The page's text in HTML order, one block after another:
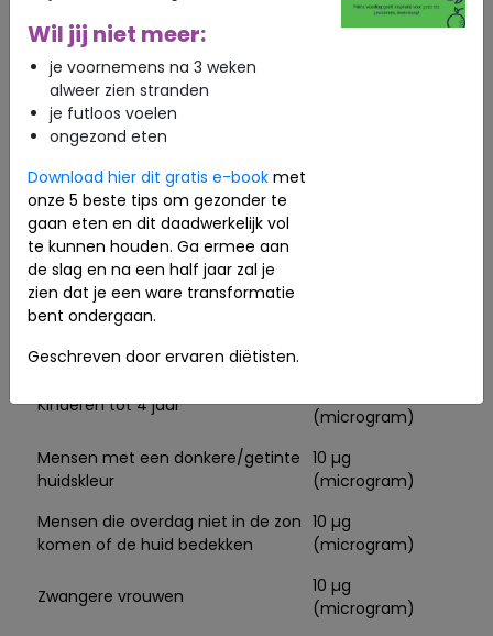
opgenomen als er ook vet of olie aanwezig is. Het
is namelijk een in vet oplosbaar vitamine.
Daarom werken vitamine D druppels op olie basis
qua suppletie het best. Als je voor een
supplement kiest, kies er een die vitamine D3
bevat. Dit is de actievere vorm en werkt
Mocht er echt een tekort zijn vast gesteld in het
bloed, dan moet er gesuppleerd worden. In dit
geval wordt er vaak via de huisarts een hoge
dosis vitamine D voorgeschreven.
Tabel aanbevelingen extra vitamine D
Voor wie?
Kinderen tot 4 jaar
(microgram)
Mensen met een donkere/getinte
huidskleur
10 µg
(microgram)
Mensen die overdag niet in de zon
komen of de huid bedekken
10 µg
(microgram)
Zwangere vrouwen
10 µg
(microgram)
Wil jij niet meer:
je voornemens na 3 weken
alweer zien stranden
je futloos voelen
ongezond eten
Download hier dit gratis e-book met
onze 5 beste tips om gezonder te
gaan eten en dit daadwerkelijk vol
te kunnen houden. Ga ermee aan
de slag en na een half jaar zal je
zien dat je een ware transformatie
bent ondergaan.
Geschreven door ervaren diëtisten.